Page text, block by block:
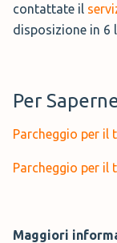
contattate il
disposizione in 6
Per
Parcheggio per il
Parcheggio per il
Maggiori